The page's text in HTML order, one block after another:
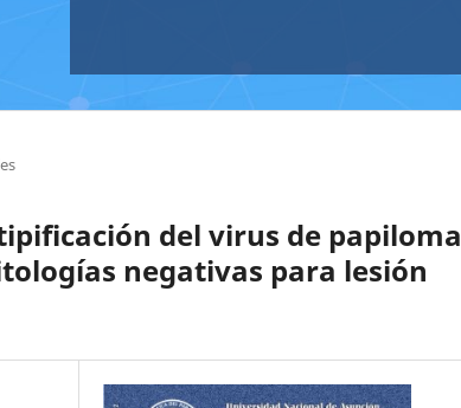
del virus de papiloma
negativas para lesión